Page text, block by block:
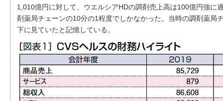
1,010億円に対して、ウエルシアHDの調剤売上高は100億円強に
剤薬局チェーンの10分の1程度でしかなかった。当時の調剤薬局
下に見ていたと記憶している。